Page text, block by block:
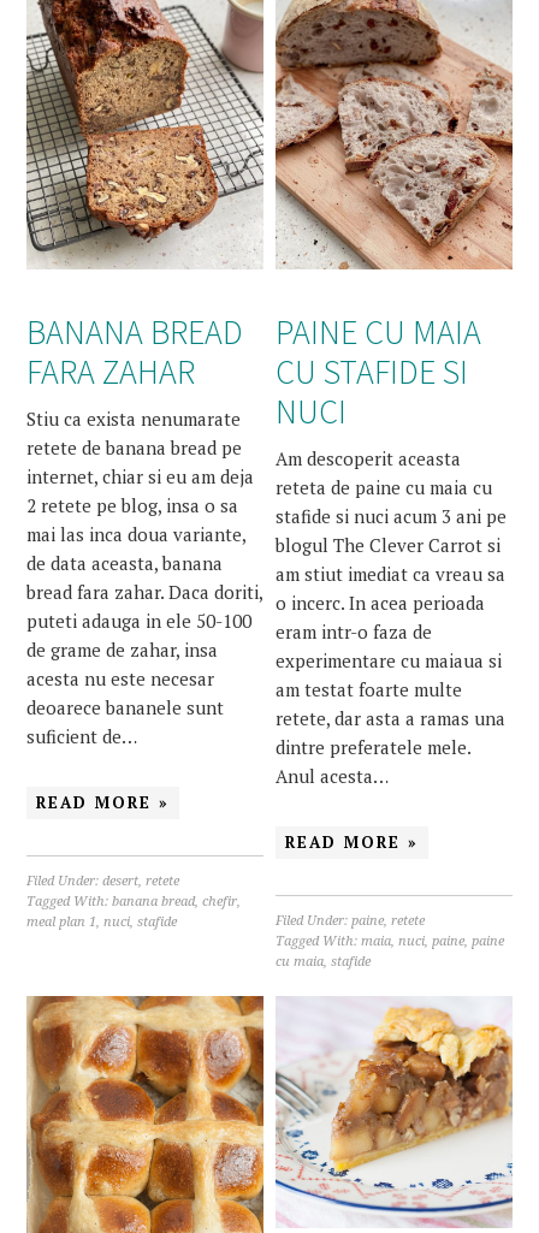
BANANA BREAD
FARA ZAHAR
Stiu ca exista nenumarate
retete de banana bread pe
internet, chiar si eu am deja
2 retete pe blog, insa o sa
mai las inca doua variante,
de data aceasta, banana
bread fara zahar. Daca doriti,
puteti adauga in ele 50-100
de grame de zahar, insa
acesta nu este necesar
deoarece bananele sunt
suficient de…
READ MORE »
Filed Under:desert,retete
Tagged With:banana bread,chefir,
meal plan 1,nuci,stafide
PAINE CU MAIA
CU STAFIDE SI
NUCI
Am descoperit aceasta
reteta de paine cu maia cu
stafide si nuci acum 3 ani pe
blogul The Clever Carrot si
am stiut imediat ca vreau sa
o incerc. In acea perioada
eram intr-o faza de
experimentare cu maiaua si
am testat foarte multe
retete, dar asta a ramas una
dintre preferatele mele.
Anul acesta…
READ MORE »
Filed Under:paine,retete
Tagged With:maia,nuci,paine,paine
cu maia,stafide